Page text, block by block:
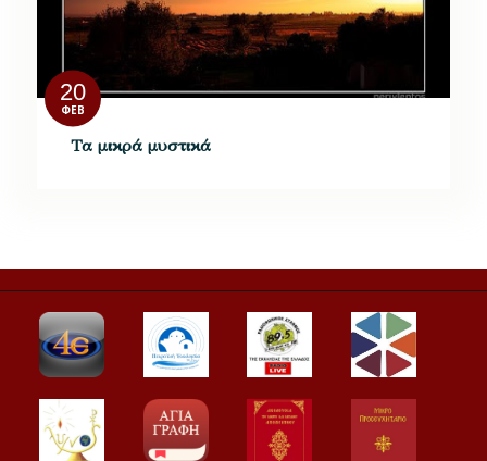
20
ΦΕΒ
Τα μικρά μυστικά